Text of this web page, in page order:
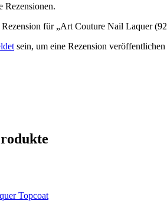
Rezensionen.
Rezension für „Art Couture Nail Laquer
sein, um eine Rezension veröffentlichen